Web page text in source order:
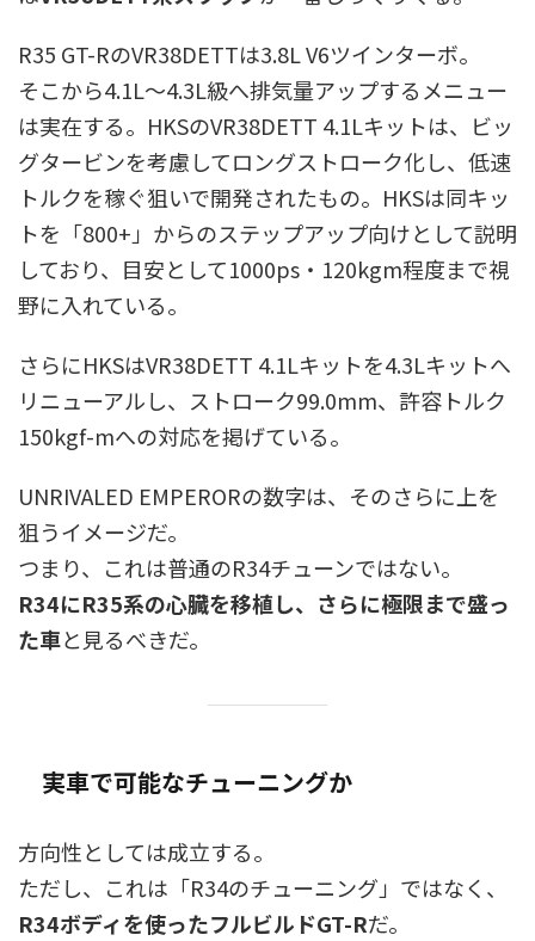
R35 GT-RのVR38DETTは3.8L V6ツインターボ。
そこから4.1L〜4.3L級へ排気量アップするメニュー
は実在する。HKSのVR38DETT 4.1Lキットは、ビッ
グタービンを考慮してロングストローク化し、低速
トルクを稼ぐ狙いで開発されたもの。HKSは同キッ
トを「800+」からのステップアップ向けとして説明
しており、目安として1000ps・120kgm程度まで視
野に入れている。
さらにHKSはVR38DETT 4.1Lキットを4.3Lキットへ
リニューアルし、ストローク99.0mm、許容トルク
150kgf-mへの対応を掲げている。
UNRIVALED EMPERORの数字は、そのさらに上を
狙うイメージだ。
つまり、これは普通のR34チューンではない。
R34にR35系の心臓を移植し、さらに極限まで盛っ
た車と見るべきだ。
実車で可能なチューニングか
方向性としては成立する。
ただし、これは「R34のチューニング」ではなく、
R34ボディを使ったフルビルドGT-Rだ。